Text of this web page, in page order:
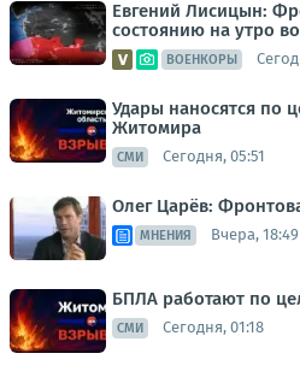
Евгений Лисицын:
состоянию на утро
ВОЕНКОРЫ
Удары наносятся по
Житомира
СМИ Сегодня, 05:51
Олег Царёв:
МНЕНИЯ Вчера, 18:49
БПЛА работают по
СМИ Сегодня, 01:18